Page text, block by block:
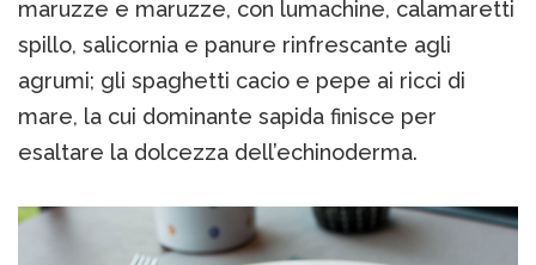
maruzze e maruzze, con lumachine, calamaretti
spillo, salicornia e panure rinfrescante agli
agrumi; gli spaghetti cacio e pepe ai ricci di
mare, la cui dominante sapida finisce per
esaltare la dolcezza dell’echinoderma.